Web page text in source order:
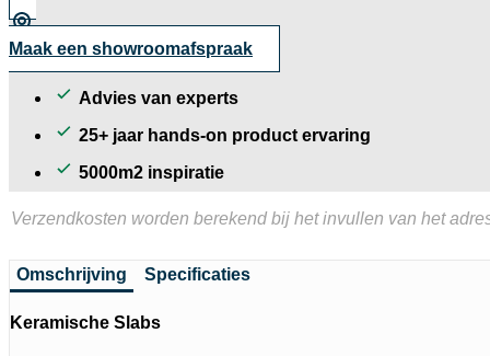
Maak een showroomafspraak
Advies van experts
25+ jaar hands-on product ervaring
5000m2 inspiratie
Verzendkosten worden berekend bij het invullen van het
Omschrijving Specificaties
Keramische Slabs